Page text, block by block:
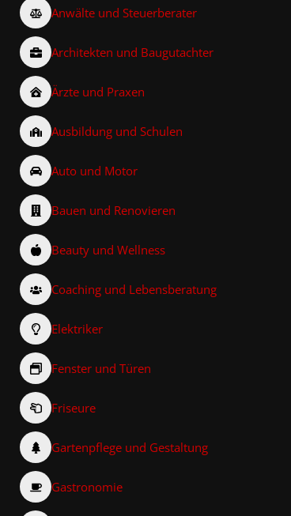
Anwälte und Steuerberater
Architekten und Baugutachter
Ärzte und Praxen
Ausbildung und Schulen
Auto und Motor
Bauen und Renovieren
Beauty und Wellness
Coaching und Lebensberatung
Elektriker
Fenster und Türen
Friseure
Gartenpflege und Gestaltung
Gastronomie